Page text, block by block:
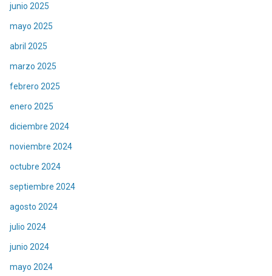
junio 2025
mayo 2025
abril 2025
marzo 2025
febrero 2025
enero 2025
diciembre 2024
noviembre 2024
octubre 2024
septiembre 2024
agosto 2024
julio 2024
junio 2024
mayo 2024